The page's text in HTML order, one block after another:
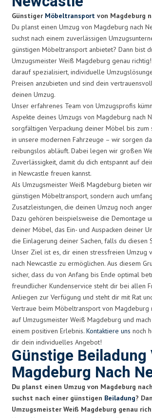
Günstiger Möbeltransport von Magdeburg
Du planst einen Umzug von Magdeburg nach
suchst nach einem zuverlässigen
günstigen Möbeltransport anbietet? Dann bist
Umzugsmeister Weiß Magdeburg genau
darauf spezialisiert, individuelle
Preisen anzubieten und sind dein
deinen Umzug.
Unser erfahrenes Team von Umzugsprofis
Aspekte deines Umzugs von Magdeburg nach
sorgfältigen Verpackung deiner Möbel bis zum
in unsere modernen Fahrzeuge – wir sorgen
reibungslos abläuft. Dabei legen wir großen
Zuverlässigkeit, damit du dich entspannt auf
in Newcastle freuen kannst.
Als Umzugsmeister Weiß Magdeburg bieten
günstigen Möbeltransport, sondern auch
Zusatzleistungen, die deinen Umzug noch
Dazu gehören beispielsweise die Demontage
deiner Möbel, das Ein- und Auspacken deiner
die Einlagerung deiner Sachen, falls du diesen
Unser Ziel ist es, dir einen stressfreien Umzug
nach Newcastle zu ermöglichen. Aus diesem
sicher, dass du von Anfang bis Ende optimal
freundlicher Kundenservice steht dir bei allen
Anliegen zur Verfügung und steht dir mit Rat
Vertraue beim Möbeltransport von Magdeburg
auf Umzugsmeister Weiß Magdeburg und
einem positiven Erlebnis. Kontaktiere uns noch
dir dein individuelles Angebot!
Günstige Beiladung
Magdeburg Nach
Du planst einen Umzug von Magdeburg
suchst nach einer günstigen Beiladung?
Umzugsmeister Weiß Magdeburg genau